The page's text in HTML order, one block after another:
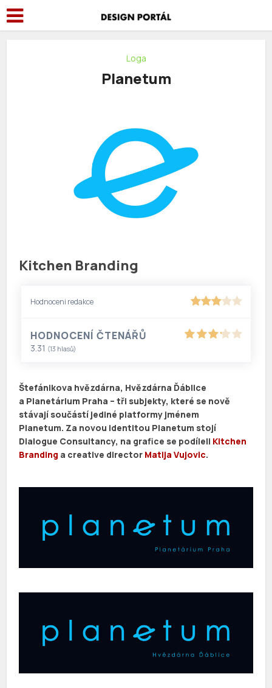
Loga
Planetum
Kitchen Branding
Hodnoceni redakce
HODNOCENÍ ČTENÁŘŮ
3.31 (13 hlasů)
Štefánikova hvězdárna, Hvězdárna Ďáblice
a Planetárium Praha – tři subjekty, které se nově
stávají součástí jediné platformy jménem
Planetum. Za novou identitou Planetum stojí
Dialogue Consultancy, na grafice se podíleli Kitchen
Branding a creative director Matija Vujovic.